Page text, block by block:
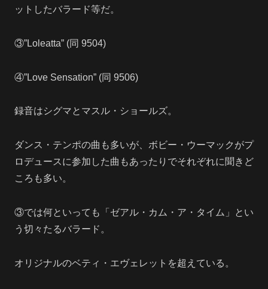
ットしたバラード等だ。
③”Loleatta” (同 9504)
④”Love Sensation” (同 9506)
録音はシグマとマスル・ショールズ。
ダンス・テンポの曲も多いが、ボビー・ウーマックがプ
ロデュースに参加した曲もあったりでそれぞれに聞きど
ころも多い。
③では何といっても「ゼアル・カム・ア・タイム」とい
う切々たるバラード。
オリジナルのベティ・エヴェレットを超えている。